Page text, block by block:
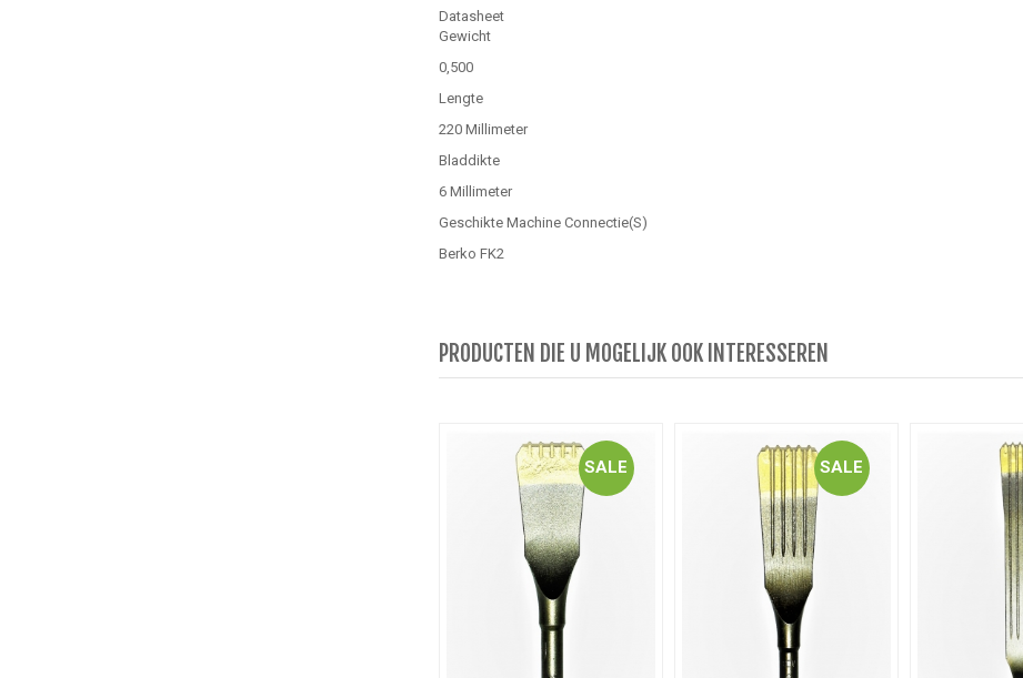
Datasheet
Gewicht
0,500
Lengte
220 Millimeter
Bladdikte
6 Millimeter
Geschikte Machine Connectie(S)
Berko FK2
PRODUCTEN DIE U MOGELIJK OOK INTERESSEREN
SALE SALE